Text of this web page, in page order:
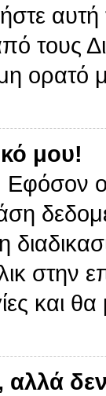
τους
ορατό
μου!
Εφόσον
στην
και
αλλά